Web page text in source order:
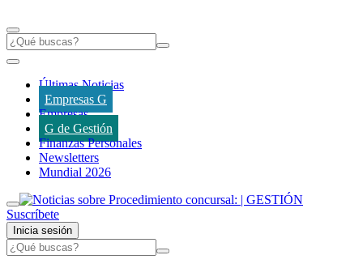
Últimas Noticias
Empresas G
Empresas
G de Gestión
Finanzas Personales
Newsletters
Mundial 2026
Suscríbete
Inicia sesión